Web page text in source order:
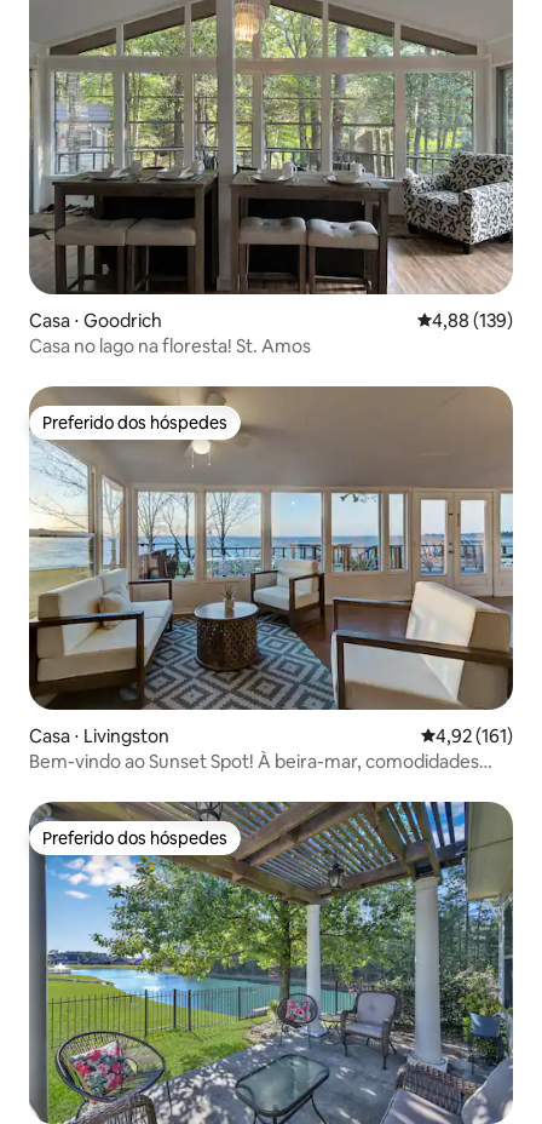
Casa ⋅ Goodrich 4,88 de uma
4,88 (139)
Casa no lago na floresta! St. Amos
Preferido dos hóspedes
Preferido dos hóspedes
Casa ⋅ Livingston 4,92 de uma
4,92 (161)
Bem-vindo ao Sunset Spot! À beira-mar, comodidades
Preferido dos hóspedes
Preferido dos hóspedes